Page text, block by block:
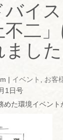
バイ
二
ました
イベント お客
1日号
た環境イベント